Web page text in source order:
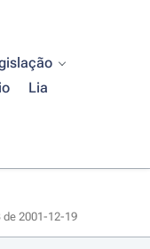
Lia
de 2001-12-19